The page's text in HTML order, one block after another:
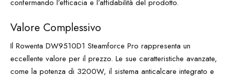
confermando l’efficacia e l’affidabilità del prodotto.
Valore Complessivo
Il Rowenta DW9510D1 Steamforce Pro rappresenta un
eccellente valore per il prezzo. Le sue caratteristiche avanzate,
come la potenza di 3200W, il sistema anticalcare integrato e